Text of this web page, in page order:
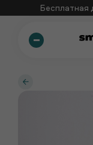
Бесплатная